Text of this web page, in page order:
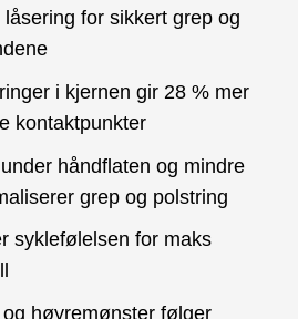
for sikkert grep og
i kjernen gir 28 % mer
kontaktpunkter
håndflaten og mindre
grep og polstring
syklefølelsen for maks
høyremønster følger